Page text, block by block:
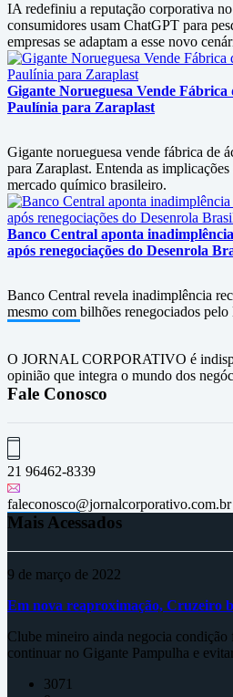
IA redefiniu a reputação corporativa
consumidores usam ChatGPT para
empresas se adaptam a esse novo
Gigante Norueguesa Vende
Paulínia para Zaraplast
Gigante norueguesa vende fábrica de
para Zaraplast. Entenda as implicações
mercado químico brasileiro.
Banco Central aponta
após renegociações do Desenrola
Banco Central revela inadimplência
mesmo com bilhões renegociados
O JORNAL CORPORATIVO é
opinião que integra o mundo dos
Fale Conosco
21 96462-8339
faleconosco@jornalcorporativo.com.br
Mais Acessados
9 de março de 2022
Em nova reaproximação, Cruzeiro
Clube mineiro ainda negocia condição
continuar no Gigante Pampulha e
3071